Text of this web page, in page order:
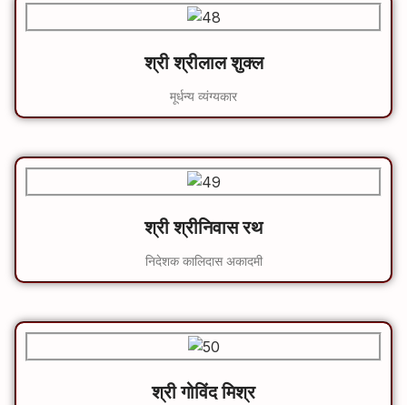
श्री श्रीलाल शुक्ल
मूर्धन्य व्यंग्यकार
श्री श्रीनिवास रथ
निदेशक कालिदास अकादमी
श्री गोविंद मिश्र